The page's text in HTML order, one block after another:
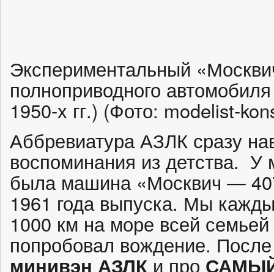
Экспериментальный
полноприводного
1950-х гг.) (Фото: modelist-
Аббревиатура АЗЛК сразу
воспоминания из детства. У
была машина «Москвич —
1961 года выпуска. Мы
1000 км на море всей
попробовал вождение.
минивэн АЗЛК и про